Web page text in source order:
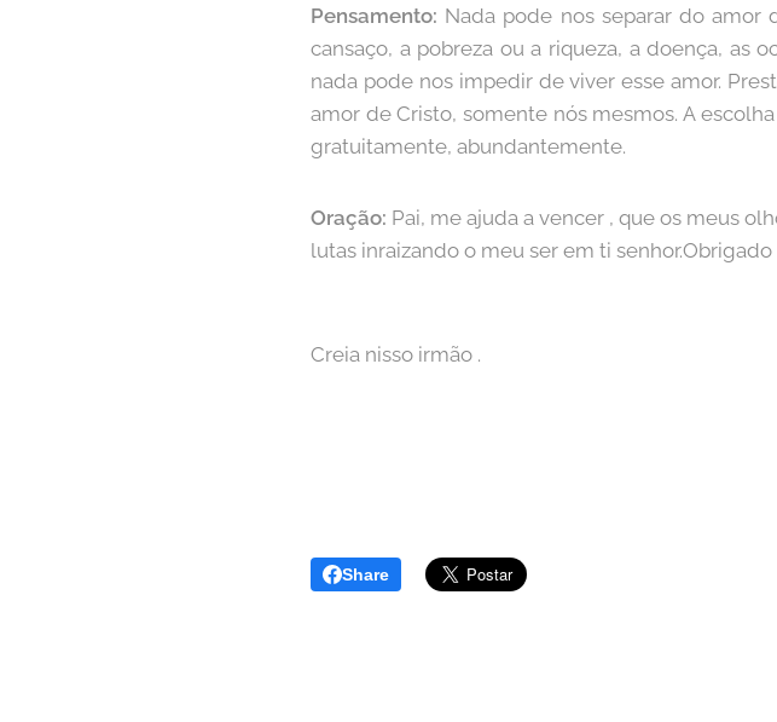
Pensamento: Nada pode nos separar do amor
cansaço, a pobreza ou a riqueza, a doença, as
nada pode nos impedir de viver esse amor.
amor de Cristo, somente nós mesmos. A
gratuitamente, abundantemente.
Oração: Pai, me ajuda a vencer , que os meus
lutas inraizando o meu ser em ti
Creia nisso irmão .
Share